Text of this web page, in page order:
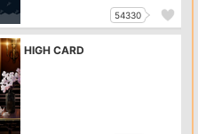
54330
HIGH CARD